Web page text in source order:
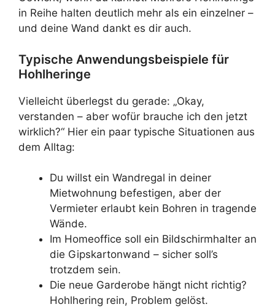
in Reihe halten deutlich mehr als ein einzelner –
und deine Wand dankt es dir auch.
Typische Anwendungsbeispiele für
Hohlheringe
Vielleicht überlegst du gerade: „Okay,
verstanden – aber wofür brauche ich den jetzt
wirklich?“ Hier ein paar typische Situationen aus
dem Alltag:
Du willst ein Wandregal in deiner
Mietwohnung befestigen, aber der
Vermieter erlaubt kein Bohren in tragende
Wände.
Im Homeoffice soll ein Bildschirmhalter an
die Gipskartonwand – sicher soll’s
trotzdem sein.
Die neue Garderobe hängt nicht richtig?
Hohlhering rein, Problem gelöst.